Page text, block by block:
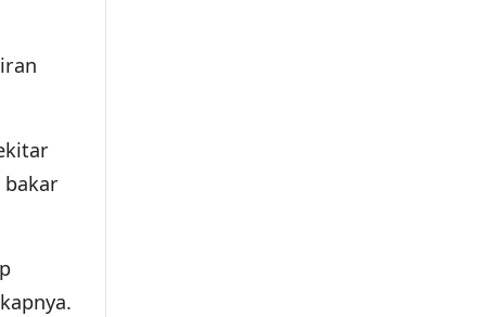
bakar